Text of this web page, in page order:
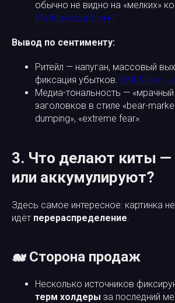
обычно не видно на «мелких»
Marktbeobachter+1
Вывод по сентименту:
Ритейл — напуган, массовый
фиксация убытков. Wall Street
Медиа-тональность —
заголовков в стиле «bear-
dumping», «extreme fear».
3. Что делают киты
или аккумулируют?
Здесь самое интересное: картинка
идёт перераспределение
🐋 Сторона продаж
Несколько источников
терм холдеры за последний